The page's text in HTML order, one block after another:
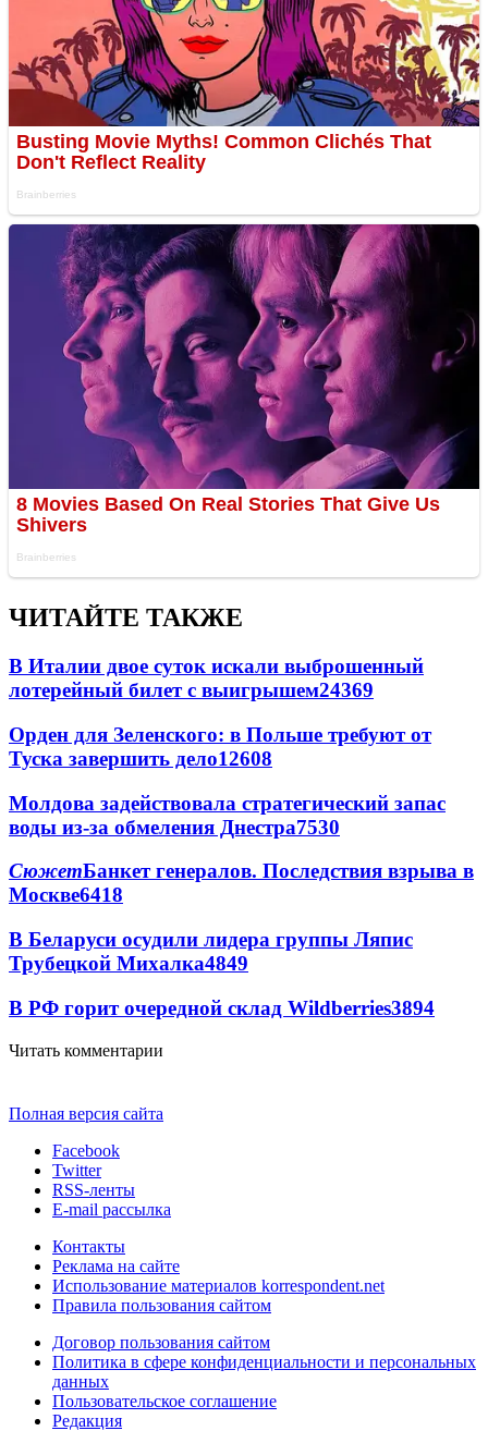
ЧИТАЙТЕ ТАКЖЕ
В Италии двое суток искали выброшенный
лотерейный билет с выигрышем24369
Орден для Зеленского: в Польше требуют от
Туска завершить дело12608
Молдова задействовала стратегический запас
воды из-за обмеления Днестра7530
СюжетБанкет генералов. Последствия взрыва в
Москве6418
В Беларуси осудили лидера группы Ляпис
Трубецкой Михалка4849
В РФ горит очередной склад Wildberries3894
Читать комментарии
Полная версия сайта
Facebook
Twitter
RSS-ленты
E-mail рассылка
Контакты
Реклама на сайте
Использование материалов korrespondent.net
Правила пользования сайтом
Договор пользования сайтом
Политика в сфере конфиденциальности и персональных
данных
Пользовательское соглашение
Редакция